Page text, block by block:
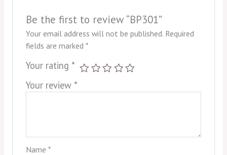
Be the first to review “BP301”
Your email address will not be published. Required
fields are marked *
Your rating *
Your review *
Name *